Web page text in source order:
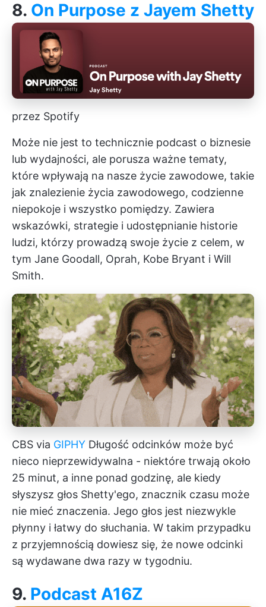
8. On Purpose z Jayem Shetty
przez Spotify
Może nie jest to technicznie podcast o biznesie
lub wydajności, ale porusza ważne tematy,
które wpływają na nasze życie zawodowe, takie
jak znalezienie życia zawodowego, codzienne
niepokoje i wszystko pomiędzy. Zawiera
wskazówki, strategie i udostępnianie historie
ludzi, którzy prowadzą swoje życie z celem, w
tym Jane Goodall, Oprah, Kobe Bryant i Will
Smith.
CBS via GIPHY Długość odcinków może być
nieco nieprzewidywalna - niektóre trwają około
25 minut, a inne ponad godzinę, ale kiedy
słyszysz głos Shetty'ego, znacznik czasu może
nie mieć znaczenia. Jego głos jest niezwykle
płynny i łatwy do słuchania. W takim przypadku
z przyjemnością dowiesz się, że nowe odcinki
są wydawane dwa razy w tygodniu.
9. Podcast A16Z